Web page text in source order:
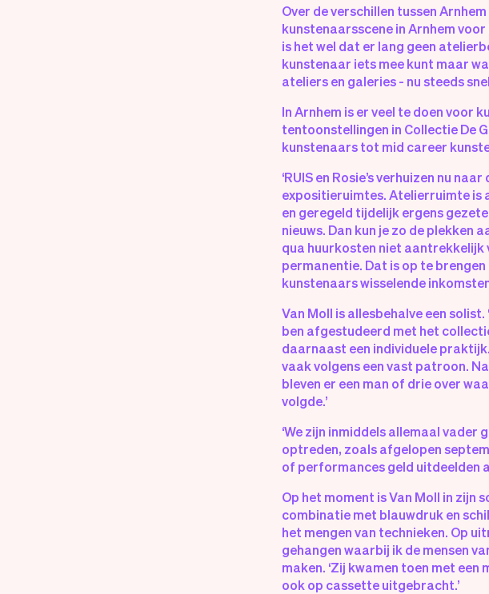
Over de verschillen tussen
kunstenaarsscene in Arnhem
is het wel dat er lang geen
kunstenaar iets mee kunt maar
ateliers en galeries - nu steeds
In Arnhem is er veel te doen voor
tentoonstellingen in Collectie De
kunstenaars tot mid career
‘RUIS en Rosie’s verhuizen nu
expositieruimtes. Atelierruimte is
en geregeld tijdelijk ergens
nieuws. Dan kun je zo de plekken
qua huurkosten niet
permanentie. Dat is op te
kunstenaars wisselende
Van Moll is allesbehalve een
ben afgestudeerd met het
daarnaast een individuele
vaak volgens een vast patroon.
bleven er een man of drie over
volgde.’
‘We zijn inmiddels allemaal
optreden, zoals afgelopen
of performances geld uitdeelden
Op het moment is Van Moll in zijn
combinatie met blauwdruk en
het mengen van technieken. Op
gehangen waarbij ik de mensen
maken. ‘Zij kwamen toen met
ook op cassette uitgebracht.’